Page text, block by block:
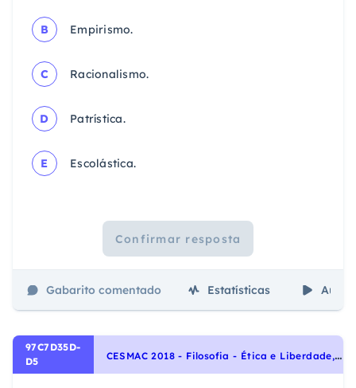
B Empirismo.
C Racionalismo.
D Patrística.
E Escolástica.
Confirmar resposta
Gabarito comentado Estatísticas Aulas
97C7D35D-
D5
C
ESMAC 2018 - Filosofia - Ética e Liberdade, Conceitos Filosóficos